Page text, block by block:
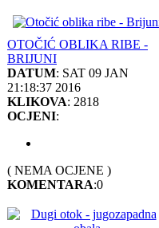
OTOČIĆ OBLIKA RIBE -
BRIJUNI
DATUM: SAT 09 JAN
21:18:37 2016
KLIKOVA: 2818
OCJENI:
( NEMA OCJENE )
KOMENTARA:0